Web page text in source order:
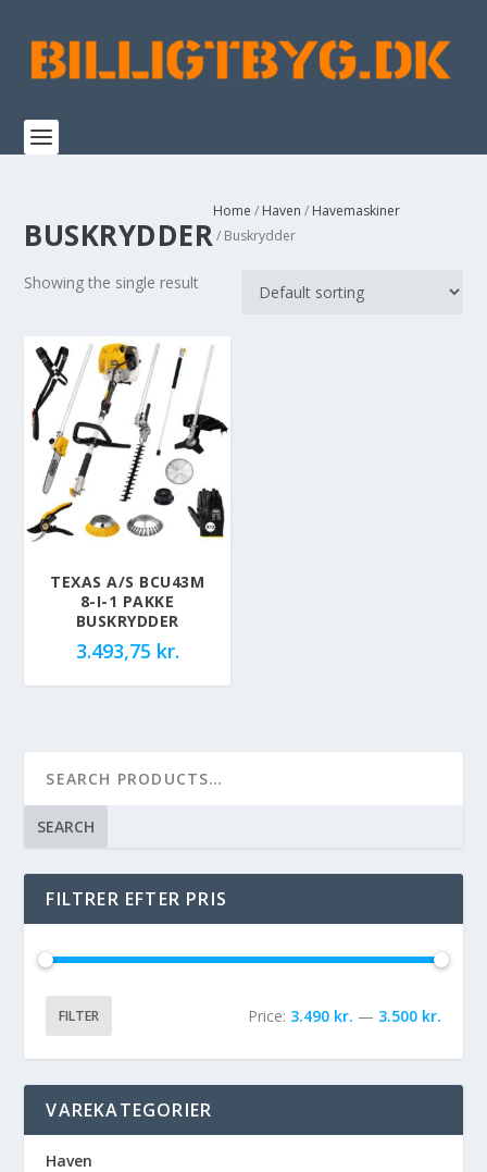
BUSKRYDDER
Home / Haven / Havemaskiner
/ Buskrydder
Showing the single result
TEXAS A/S BCU43M
8-I-1 PAKKE
BUSKRYDDER
3.493,75 kr.
SEARCH
FILTRER EFTER PRIS
FILTER Price: 3.490 kr. — 3.500 kr.
VAREKATEGORIER
Haven